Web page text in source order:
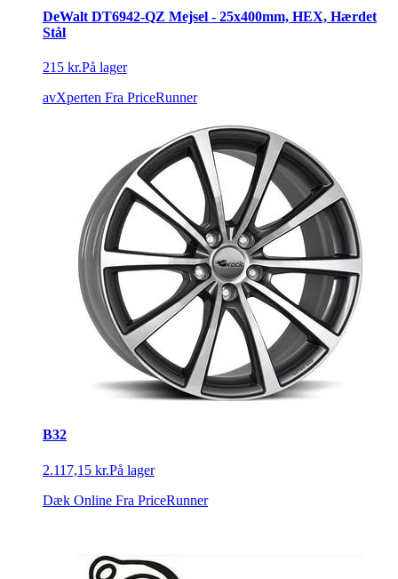
DeWalt DT6942-QZ Mejsel - 25x400mm, HEX, Hærdet
Stål
215 kr.På lager
avXperten Fra PriceRunner
B32
2.117,15 kr.På lager
Dæk Online Fra PriceRunner